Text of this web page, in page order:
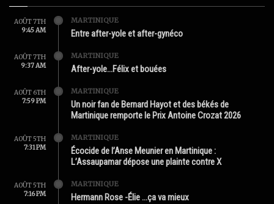
AOÛT 7TH
9:45 AM
MARTINIQUE
Entre after-yole et after-gynéco
AOÛT 7TH
9:37 AM
MARTINIQUE
After-yole…Félix et bouées
AOÛT 6TH
7:59 PM
MARTINIQUE
Un noir fan de Bernard Hayot et des békés de
Martinique remporte le Prix Antoine Crozat 2026
AOÛT 5TH
7:31 PM
MARTINIQUE
Écocide de l’Anse Meunier en Martinique :
L’Assaupamar dépose une plainte contre X
AOÛT 5TH
7:16 PM
MARTINIQUE
Hermann Rose -Élie …ça va mieux